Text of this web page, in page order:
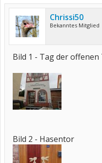
Chrissi50
Bekanntes Mitglied
Bild 1 - Tag der
Bild 2 - Hasentor